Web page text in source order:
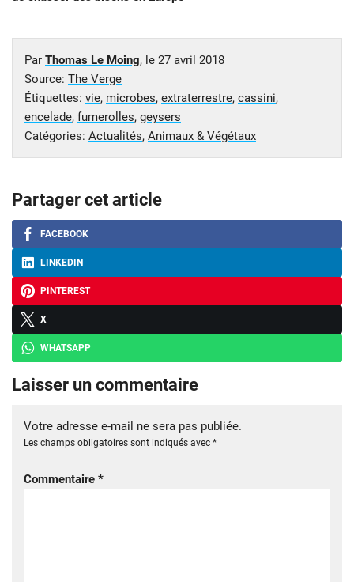
Par Thomas Le Moing, le 27 avril 2018
Source: The Verge
Étiquettes: vie, microbes, extraterrestre, cassini,
encelade, fumerolles, geysers
Catégories: Actualités, Animaux & Végétaux
Partager cet article
FACEBOOK
LINKEDIN
PINTEREST
X
WHATSAPP
Laisser un commentaire
Votre adresse e-mail ne sera pas publiée.
Les champs obligatoires sont indiqués avec *
Commentaire *